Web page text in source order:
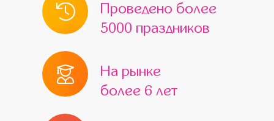
Проведено более
5000 праздников
На рынке
более 6 лет